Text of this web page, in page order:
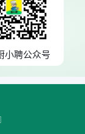
小聘公众号